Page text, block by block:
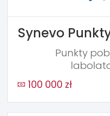
Synevo
Punkty
100 000 zł